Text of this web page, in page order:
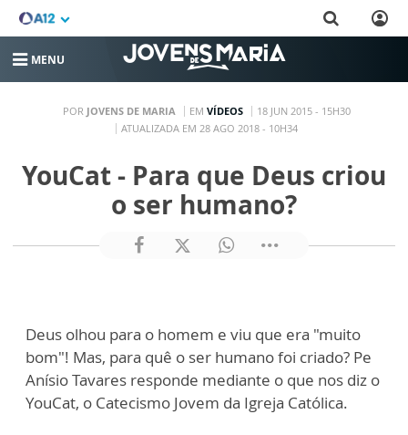
MENU
POR JOVENS DE MARIA EM VÍDEOS
18 JUN 2015 - 15H30
ATUALIZADA EM 28 AGO 2018 - 10H34
YouCat - Para que Deus criou
o ser humano?
Deus olhou para o homem e viu que era "muito
bom"! Mas, para quê o ser humano foi criado? Pe
Anísio Tavares responde mediante o que nos diz o
YouCat, o Catecismo Jovem da Igreja Católica.